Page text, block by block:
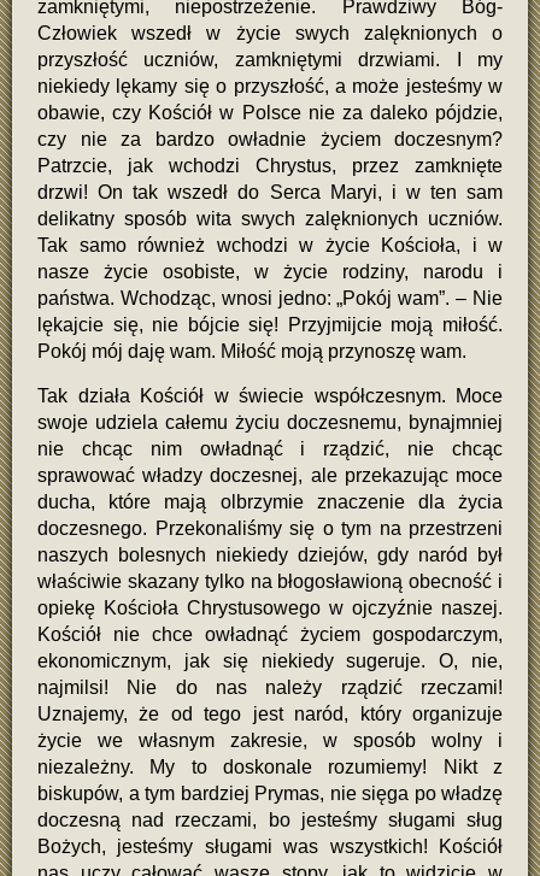
zamkniętymi, niepostrzeżenie. Prawdziwy Bóg-
Człowiek wszedł w życie swych zalęknionych o
przyszłość uczniów, zamkniętymi drzwiami. I my
niekiedy lękamy się o przyszłość, a może jesteśmy w
obawie, czy Kościół w Polsce nie za daleko pójdzie,
czy nie za bardzo owładnie życiem doczesnym?
Patrzcie, jak wchodzi Chrystus, przez zamknięte
drzwi! On tak wszedł do Serca Maryi, i w ten sam
delikatny sposób wita swych zalęknionych uczniów.
Tak samo również wchodzi w życie Kościoła, i w
nasze życie osobiste, w życie rodziny, narodu i
państwa. Wchodząc, wnosi jedno: „Pokój wam”. – Nie
lękajcie się, nie bójcie się! Przyjmijcie moją miłość.
Pokój mój daję wam. Miłość moją przynoszę wam.
Tak działa Kościół w świecie współczesnym. Moce
swoje udziela całemu życiu doczesnemu, bynajmniej
nie chcąc nim owładnąć i rządzić, nie chcąc
sprawować władzy doczesnej, ale przekazując moce
ducha, które mają olbrzymie znaczenie dla życia
doczesnego. Przekonaliśmy się o tym na przestrzeni
naszych bolesnych niekiedy dziejów, gdy naród był
właściwie skazany tylko na błogosławioną obecność i
opiekę Kościoła Chrystusowego w ojczyźnie naszej.
Kościół nie chce owładnąć życiem gospodarczym,
ekonomicznym, jak się niekiedy sugeruje. O, nie,
najmilsi! Nie do nas należy rządzić rzeczami!
Uznajemy, że od tego jest naród, który organizuje
życie we własnym zakresie, w sposób wolny i
niezależny. My to doskonale rozumiemy! Nikt z
biskupów, a tym bardziej Prymas, nie sięga po władzę
doczesną nad rzeczami, bo jesteśmy sługami sług
Bożych, jesteśmy sługami was wszystkich! Kościół